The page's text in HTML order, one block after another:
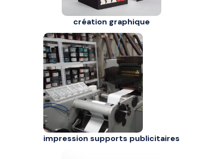
création graphique
impression supports publicitaires